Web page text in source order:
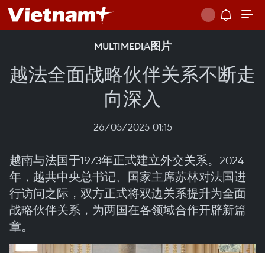
MULTIMEDIA图片
越法全面战略伙伴关系不断走
向深入
26/05/2025 01:15
越南与法国于1973年正式建立外交关系。2024
年，越共中央总书记、国家主席苏林对法国进
行访问之际，双方正式将双边关系提升为全面
战略伙伴关系，为两国在各领域合作开辟新篇
章。